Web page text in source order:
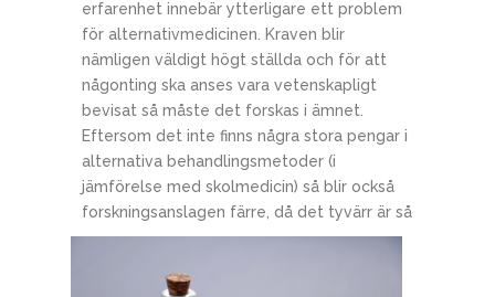
erfarenhet innebär ytterligare ett problem
för alternativmedicinen. Kraven blir
nämligen väldigt högt ställda och för att
någonting ska anses vara vetenskapligt
bevisat så måste det forskas i ämnet.
Eftersom det inte finns några stora pengar i
alternativa behandlingsmetoder (i
jämförelse med skolmedicin) så blir också
forskningsanslagen färre, då det tyvärr är så